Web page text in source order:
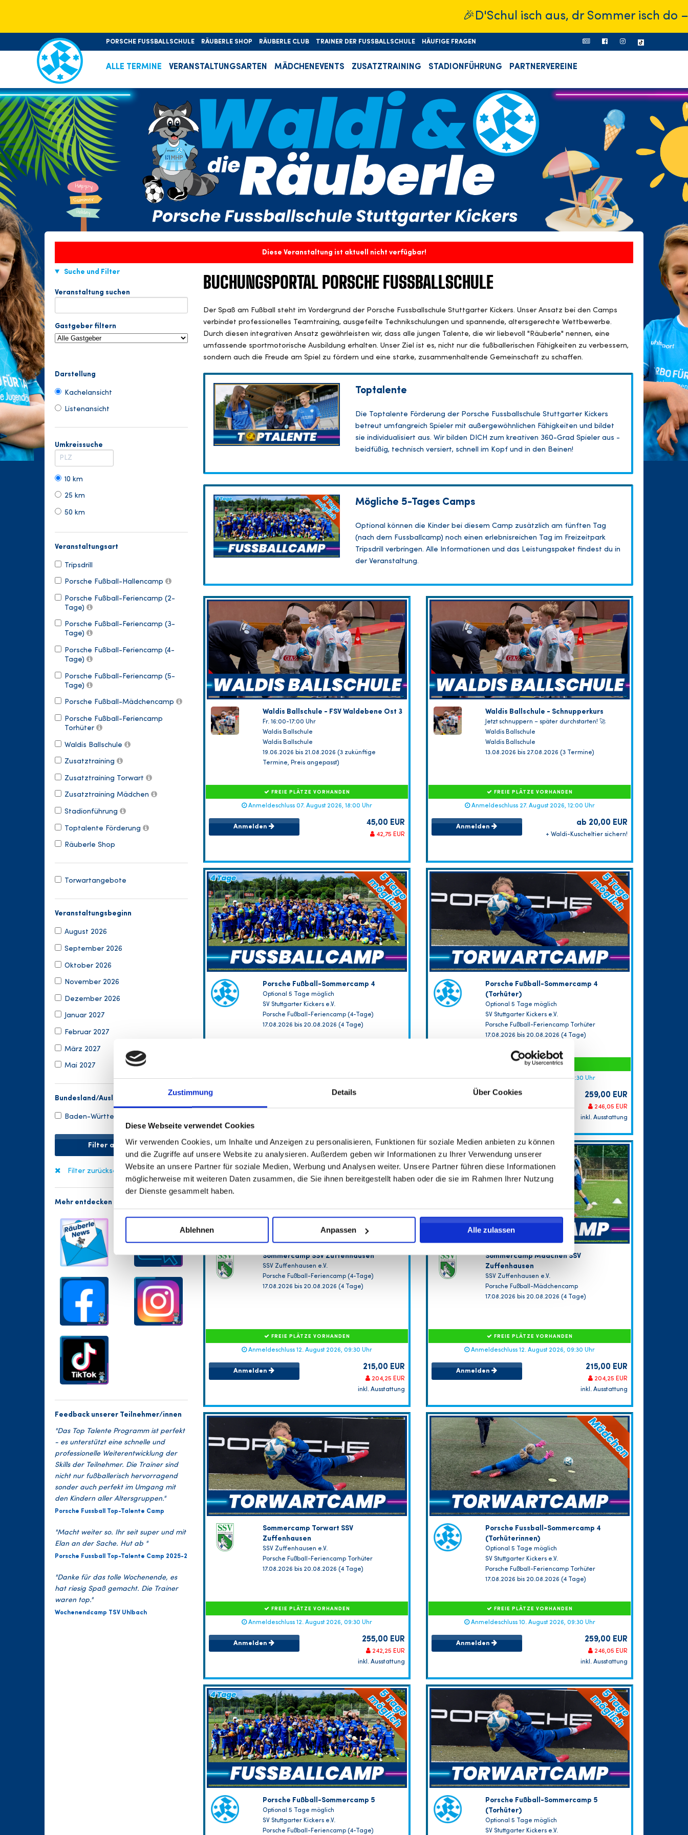
Zustimmung Details Über Cookies
Diese Webseite verwendet Cookies
Wir verwenden Cookies, um Inhalte und Anzeigen zu personalisieren, Funktionen für soziale Medien anbieten zu können
und die Zugriffe auf unsere Website zu analysieren. Außerdem geben wir Informationen zu Ihrer Verwendung unserer
Website an unsere Partner für soziale Medien, Werbung und Analysen weiter. Unsere Partner führen diese Informationen
möglicherweise mit weiteren Daten zusammen, die Sie ihnen bereitgestellt haben oder die sie im Rahmen Ihrer Nutzung
der Dienste gesammelt haben.
Ablehnen Anpassen Alle zulassen
PORSCHE FUSSBALLSCHULE RÄUBERLE SHOP RÄUBERLE CLUB TRAINER DER FUSSBALLSCHULE HÄUFIGE FRAGEN
ALLE TERMINE VERANSTALTUNGSARTEN MÄDCHENEVENTS ZUSATZTRAINING STADIONFÜHRUNG PARTNERVEREINE
Diese Veranstaltung ist aktuell nicht verfügbar!
Suche und Filter
Veranstaltung suchen
Gastgeber filtern
Darstellung
Kachelansicht
Listenansicht
Umkreissuche
10 km
25 km
50 km
Veranstaltungsart
Tripsdrill
Porsche Fußball-Hallencamp
Porsche Fußball-Feriencamp (2-
Tage)
Porsche Fußball-Feriencamp (3-
Tage)
Porsche Fußball-Feriencamp (4-
Tage)
Porsche Fußball-Feriencamp (5-
Tage)
Porsche Fußball-Mädchencamp
Porsche Fußball-Feriencamp
Torhüter
Waldis Ballschule
Zusatztraining
Zusatztraining Torwart
Zusatztraining Mädchen
Stadionführung
Toptalente Förderung
Räuberle Shop
Torwartangebote
Veranstaltungsbeginn
August 2026
September 2026
Oktober 2026
November 2026
Dezember 2026
Januar 2027
Februar 2027
März 2027
Mai 2027
Bundesland/Ausland
Baden-Württemberg
Filter anwenden
Filter zurücksetzen
Mehr entdecken
Feedback unserer Teilnehmer/innen
"Das Top Talente Programm ist perfekt
- es unterstützt eine schnelle und
professionelle Weiterentwicklung der
Skills der Teilnehmer. Die Trainer sind
nicht nur fußballerisch hervorragend
sonder auch perfekt im Umgang mit
den Kindern aller Altersgruppen."
Porsche Fussball Top-Talente Camp
"Macht weiter so. Ihr seit super und mit
Elan an der Sache. Hut ab "
Porsche Fussball Top-Talente Camp 2025-2
"Danke für das tolle Wochenende, es
hat riesig Spaß gemacht. Die Trainer
waren top."
Wochenendcamp TSV Uhlbach
BUCHUNGSPORTAL PORSCHE FUSSBALLSCHULE
Der Spaß am Fußball steht im Vordergrund der Porsche Fussballschule Stuttgarter Kickers. Unser Ansatz bei den Camps
verbindet professionelles Teamtraining, ausgefeilte Technikschulungen und spannende, altersgerechte Wettbewerbe.
Durch diesen integrativen Ansatz gewährleisten wir, dass alle jungen Talente, die wir liebevoll "Räuberle" nennen, eine
umfassende sportmotorische Ausbildung erhalten. Unser Ziel ist es, nicht nur die fußballerischen Fähigkeiten zu verbessern,
sondern auch die Freude am Spiel zu fördern und eine starke, zusammenhaltende Gemeinschaft zu schaffen.
Toptalente
Die Toptalente Förderung der Porsche Fussballschule Stuttgarter Kickers
betreut umfangreich Spieler mit außergewöhnlichen Fähigkeiten und bildet
sie individualisiert aus. Wir bilden DICH zum kreativen 360-Grad Spieler aus -
beidfüßig, technisch versiert, schnell im Kopf und in den Beinen!
Mögliche 5-Tages Camps
Optional können die Kinder bei diesem Camp zusätzlich am fünften Tag
(nach dem Fussballcamp) noch einen erlebnisreichen Tag im Freizeitpark
Tripsdrill verbringen. Alle Informationen und das Leistungspaket findest du in
der Veranstaltung.
Waldis Ballschule - FSV Waldebene Ost 3
Fr. 16:00-17:00 Uhr
Waldis Ballschule
Waldis Ballschule
19.06.2026 bis 21.08.2026 (3 zukünftige
Termine, Preis angepasst)
FREIE PLÄTZE VORHANDEN
Anmeldeschluss 07. August 2026, 18:00 Uhr
Anmelden 45,00 EUR
42,75 EUR
Waldis Ballschule - Schnupperkurs
Jetzt schnuppern – später durchstarten! 🚀
Waldis Ballschule
Waldis Ballschule
13.08.2026 bis 27.08.2026 (3 Termine)
FREIE PLÄTZE VORHANDEN
Anmeldeschluss 27. August 2026, 12:00 Uhr
Anmelden ab 20,00 EUR
+ Waldi-Kuscheltier sichern!
Porsche Fußball-Sommercamp 4
Optional 5 Tage möglich
SV Stuttgarter Kickers e.V.
Porsche Fußball-Feriencamp (4-Tage)
17.08.2026 bis 20.08.2026 (4 Tage)
Anmeldeschluss 12. August 2026, 23:59 Uhr
208,05 EUR
Porsche Fußball-Sommercamp 4
(Torhüter)
Optional 5 Tage möglich
SV Stuttgarter Kickers e.V.
Porsche Fußball-Feriencamp Torhüter
17.08.2026 bis 20.08.2026 (4 Tage)
FREIE PLÄTZE VORHANDEN
Anmeldeschluss 10. August 2026, 09:30 Uhr
259,00 EUR
246,05 EUR
inkl. Ausstattung
Sommercamp SSV Zuffenhausen
SSV Zuffenhausen e.V.
Porsche Fußball-Feriencamp (4-Tage)
17.08.2026 bis 20.08.2026 (4 Tage)
FREIE PLÄTZE VORHANDEN
Anmeldeschluss 12. August 2026, 09:30 Uhr
Anmelden 215,00 EUR
204,25 EUR
inkl. Ausstattung
Sommercamp Mädchen SSV
Zuffenhausen
SSV Zuffenhausen e.V.
Porsche Fußball-Mädchencamp
17.08.2026 bis 20.08.2026 (4 Tage)
FREIE PLÄTZE VORHANDEN
Anmeldeschluss 12. August 2026, 09:30 Uhr
Anmelden 215,00 EUR
204,25 EUR
inkl. Ausstattung
Sommercamp Torwart SSV
Zuffenhausen
SSV Zuffenhausen e.V.
Porsche Fußball-Feriencamp Torhüter
17.08.2026 bis 20.08.2026 (4 Tage)
FREIE PLÄTZE VORHANDEN
Anmeldeschluss 12. August 2026, 09:30 Uhr
Anmelden 255,00 EUR
242,25 EUR
inkl. Ausstattung
Porsche Fussball-Sommercamp 4
(Torhüterinnen)
Optional 5 Tage möglich
SV Stuttgarter Kickers e.V.
Porsche Fußball-Feriencamp Torhüter
17.08.2026 bis 20.08.2026 (4 Tage)
FREIE PLÄTZE VORHANDEN
Anmeldeschluss 10. August 2026, 09:30 Uhr
Anmelden 259,00 EUR
246,05 EUR
inkl. Ausstattung
Porsche Fußball-Sommercamp 5
Optional 5 Tage möglich
SV Stuttgarter Kickers e.V.
Porsche Fußball-Feriencamp (4-Tage)
Porsche Fußball-Sommercamp 5
(Torhüter)
Optional 5 Tage möglich
SV Stuttgarter Kickers e.V.
🎉D'Schul isch aus, dr Sommer isch do – was